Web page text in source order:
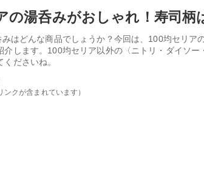
の湯呑みがおしゃれ！寿司柄
はどんな商品でしょうか？今回は、100均セリア
介します。100均セリア以外の〈ニトリ・ダイソ
ださいね。
ンクが含まれています）